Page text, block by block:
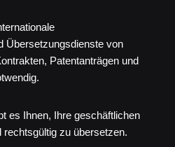
Übersetzungsdienste von
Patentanträgen und
es Ihnen, Ihre geschäftlichen
rechtsgültig zu übersetzen.